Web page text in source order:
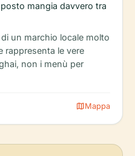
mangia davvero tra
un marchio locale molto
rappresenta le vere
non i menù per
mapMappa